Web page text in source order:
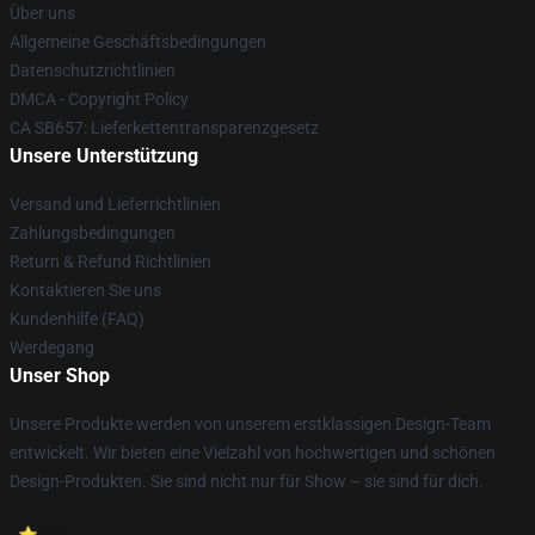
Über uns
Allgemeine Geschäftsbedingungen
Datenschutzrichtlinien
DMCA - Copyright Policy
CA SB657: Lieferkettentransparenzgesetz
Unsere Unterstützung
Versand und Lieferrichtlinien
Zahlungsbedingungen
Return & Refund Richtlinien
Kontaktieren Sie uns
Kundenhilfe (FAQ)
Werdegang
Unser Shop
Unsere Produkte werden von unserem erstklassigen Design-Team
entwickelt. Wir bieten eine Vielzahl von hochwertigen und schönen
Design-Produkten. Sie sind nicht nur für Show – sie sind für dich.